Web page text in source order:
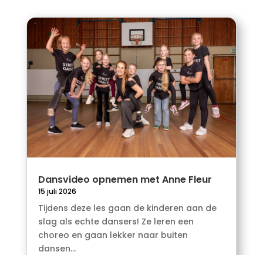
Dansvideo opnemen met Anne Fleur
15 juli 2026
Tijdens deze les gaan de kinderen aan de
slag als echte dansers! Ze leren een
choreo en gaan lekker naar buiten
dansen...